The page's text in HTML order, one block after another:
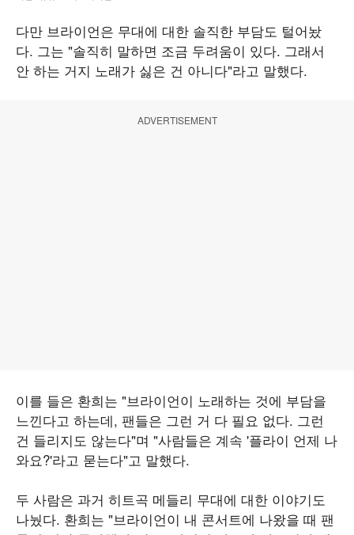
다만 브라이언은 무대에 대한 솔직한 부담도 털어놨
다. 그는 "솔직히 말하면 조금 두려움이 있다. 그래서
안 하는 거지 노래가 싫은 건 아니다"라고 말했다.
ADVERTISEMENT
이를 들은 환희는 "브라이언이 노래하는 것에 부담을
느낀다고 하는데, 팬들은 그런 거 다 필요 없다. 그런
건 들리지도 않는다"며 "사람들은 계속 '플라이 언제 나
와요?'라고 묻는다"고 말했다.
두 사람은 과거 히트곡 메들리 무대에 대한 이야기도
나눴다. 환희는 "브라이언이 내 콘서트에 나왔을 때 팬